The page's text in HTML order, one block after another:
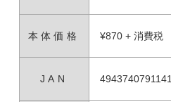
本体価格 ¥870 + 消費税
JAN 4943740791141